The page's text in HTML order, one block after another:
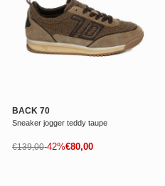
BACK 70
Sneaker jogger teddy taupe
Prezzo di vendita
€80,00
Prezzo normale
€139,00-42%